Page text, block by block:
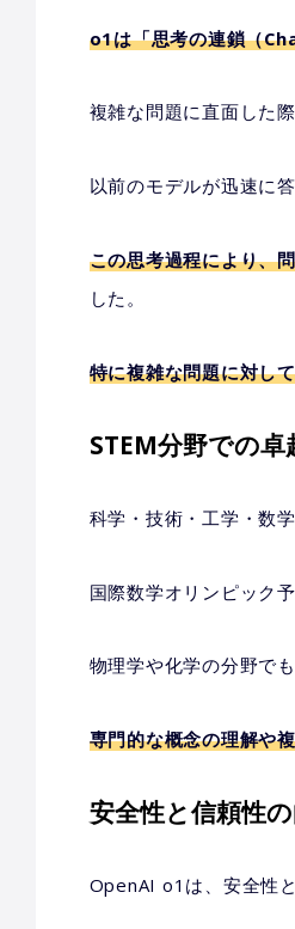
o1は「思考の連鎖（
複雑な問題に直面した
以前のモデルが迅速に
この思考過程により、
した。
特に複雑な問題に対し
STEM分野での
科学・技術・工学・数
国際数学オリンピック
物理学や化学の分野で
専門的な概念の理解や
安全性と信頼性
OpenAI o1は、安全性